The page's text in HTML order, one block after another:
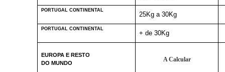
PORTUGAL CONTINENTAL
25Kg a 30Kg
PORTUGAL CONTINENTAL
+ de 30Kg
EUROPA E RESTO
DO MUNDO
A Calcular